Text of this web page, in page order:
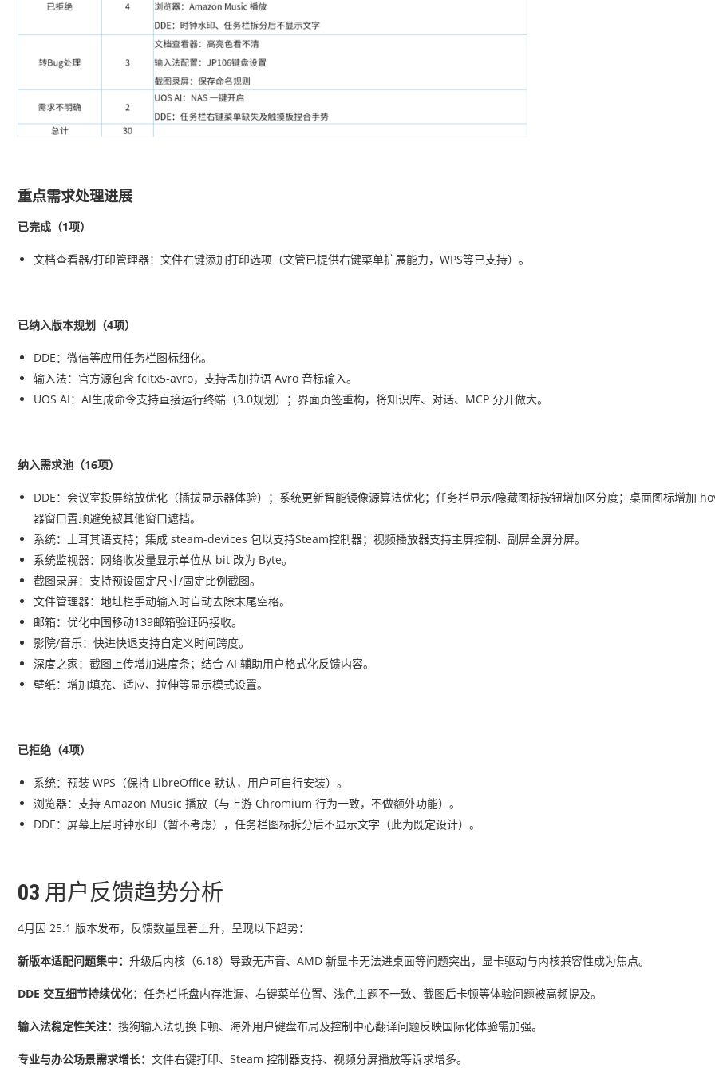
重点需求处理进展
已完成（1项）
文档查看器/打印管理器：文件右键添加打印选项（文管已提供右键菜单扩展能力，WPS等已支持）。
已纳入版本规划（4项）
DDE：微信等应用任务栏图标细化。
输入法：官方源包含 fcitx5-avro，支持孟加拉语 Avro 音标输入。
UOS AI：AI生成命令支持直接运行终端（3.0规划）；界面页签重构，将知识库、对话、MCP 分开做大。
纳入需求池（16项）
DDE：会议室投屏缩放优化（插拔显示器体验）；系统更新智能镜像源算法优化；任务栏显示/隐藏图标按钮增加区分度；桌面图标增加
器窗口置顶避免被其他窗口遮挡。
系统：土耳其语支持；集成 steam-devices 包以支持Steam控制器；视频播放器支持主屏控制、副屏全屏分屏。
系统监视器：网络收发量显示单位从 bit 改为 Byte。
截图录屏：支持预设固定尺寸/固定比例截图。
文件管理器：地址栏手动输入时自动去除末尾空格。
邮箱：优化中国移动139邮箱验证码接收。
影院/音乐：快进快退支持自定义时间跨度。
深度之家：截图上传增加进度条；结合 AI 辅助用户格式化反馈内容。
壁纸：增加填充、适应、拉伸等显示模式设置。
已拒绝（4项）
系统：预装 WPS（保持 LibreOffice 默认，用户可自行安装）。
浏览器：支持 Amazon Music 播放（与上游 Chromium 行为一致，不做额外功能）。
DDE：屏幕上层时钟水印（暂不考虑），任务栏图标拆分后不显示文字（此为既定设计）。
03 用户反馈趋势分析
4月因 25.1 版本发布，反馈数量显著上升，呈现以下趋势：
新版本适配问题集中： 升级后内核（6.18）导致无声音、AMD 新显卡无法进桌面等问题突出，显卡驱动与内核兼容性成为焦点。
DDE 交互细节持续优化： 任务栏托盘内存泄漏、右键菜单位置、浅色主题不一致、截图后卡顿等体验问题被高频提及。
输入法稳定性关注： 搜狗输入法切换卡顿、海外用户键盘布局及控制中心翻译问题反映国际化体验需加强。
专业与办公场景需求增长： 文件右键打印、Steam 控制器支持、视频分屏播放等诉求增多。